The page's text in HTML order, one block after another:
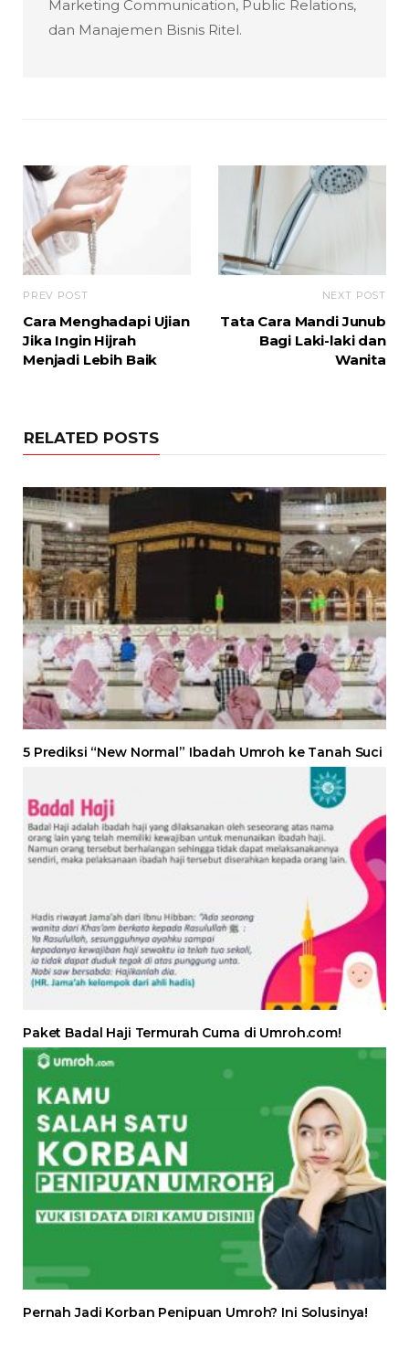
Marketing Communication, Public Relations,
dan Manajemen Bisnis Ritel.
PREV POST
Cara Menghadapi Ujian
Jika Ingin Hijrah
Menjadi Lebih Baik
NEXT POST
Tata Cara Mandi Junub
Bagi Laki-laki dan
Wanita
RELATED POSTS
5 Prediksi “New Normal” Ibadah Umroh ke Tanah Suci
Paket Badal Haji Termurah Cuma di Umroh.com!
Pernah Jadi Korban Penipuan Umroh? Ini Solusinya!